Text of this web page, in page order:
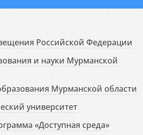
Российской Федерации
и науки Мурманской
Мурманской области
университет
«Доступная среда»